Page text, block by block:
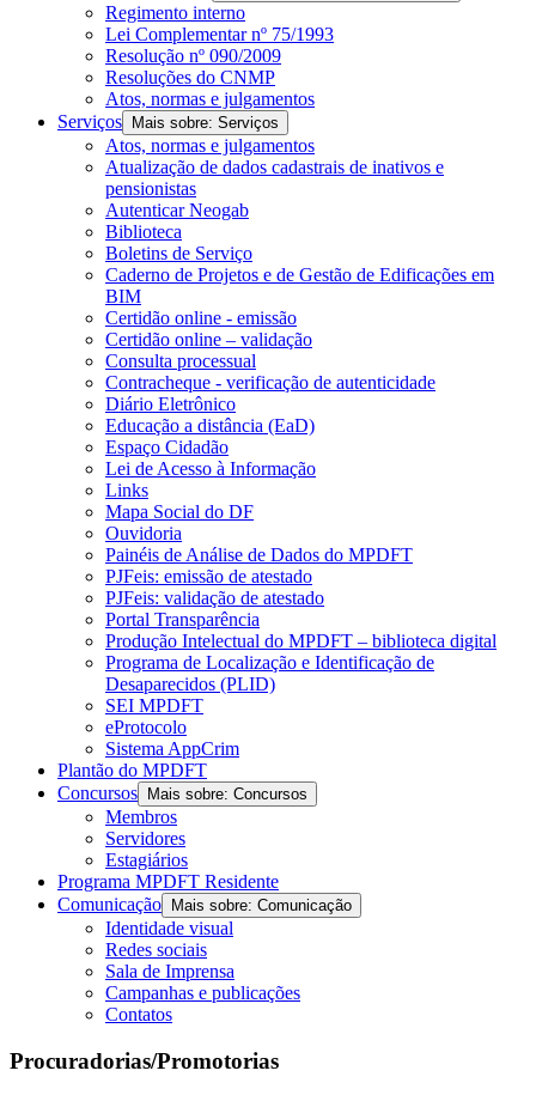
Regimento interno
Lei Complementar nº 75/1993
Resolução nº 090/2009
Resoluções do CNMP
Atos, normas e julgamentos
Serviços
Mais sobre: Serviços
Atos, normas e julgamentos
Atualização de dados cadastrais de inativos e
pensionistas
Autenticar Neogab
Biblioteca
Boletins de Serviço
Caderno de Projetos e de Gestão de Edificações em
BIM
Certidão online - emissão
Certidão online – validação
Consulta processual
Contracheque - verificação de autenticidade
Diário Eletrônico
Educação a distância (EaD)
Espaço Cidadão
Lei de Acesso à Informação
Links
Mapa Social do DF
Ouvidoria
Painéis de Análise de Dados do MPDFT
PJFeis: emissão de atestado
PJFeis: validação de atestado
Portal Transparência
Produção Intelectual do MPDFT – biblioteca digital
Programa de Localização e Identificação de
Desaparecidos (PLID)
SEI MPDFT
eProtocolo
Sistema AppCrim
Plantão do MPDFT
Concursos
Mais sobre: Concursos
Membros
Servidores
Estagiários
Programa MPDFT Residente
Comunicação
Mais sobre: Comunicação
Identidade visual
Redes sociais
Sala de Imprensa
Campanhas e publicações
Contatos
Procuradorias/Promotorias